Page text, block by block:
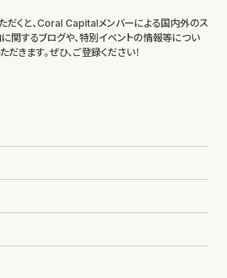
だくと、Coral Capitalメンバーによる国内外のス
関するブログや、特別イベントの情報等につい
きます。ぜひ、ご登録ください！